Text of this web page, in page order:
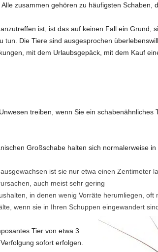
zusammen gehören zu häufigsten Schaben,
ist, ist das auf keinen Fall ein Grund,
Die Tiere sind ausgesprochen
mit dem Urlaubsgepäck, mit dem Kauf
treiben, wenn Sie ein schabenähnliches
Großschabe halten sich normalerweise
ist sie nur etwa einen Zentimeter
auch meist sehr gering
in denen wenig Vorräte herumliegen, oft
wenn sie in Ihren Schuppen eingewandert
Tier von etwa 3
sofort erfolgen.